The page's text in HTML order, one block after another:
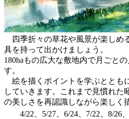
四季折々の草花や風景が楽しめ
具を持って出かけましょう。
180haもの広大な敷地内で月ごと
す。
絵を描くポイントを学ぶととも
していきます。これまで見慣れた
の美しさを再認識しながら楽しく
4/22、5/27、6/24、7/22、8/26